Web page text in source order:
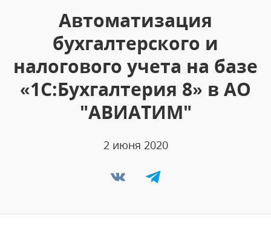
Автоматизация
бухгалтерского и
налогового учета на базе
«1С:Бухгалтерия 8» в АО
"АВИАТИМ"
2 июня 2020